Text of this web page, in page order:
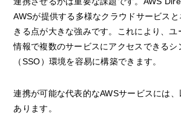
AWSが提供する多様なクラウドサービス
きる点が大きな強みです。これにより、
情報で複数のサービスにアクセスできるシ
（SSO）環境を容易に構築できます。
連携が可能な代表的なAWSサービスには
あります。